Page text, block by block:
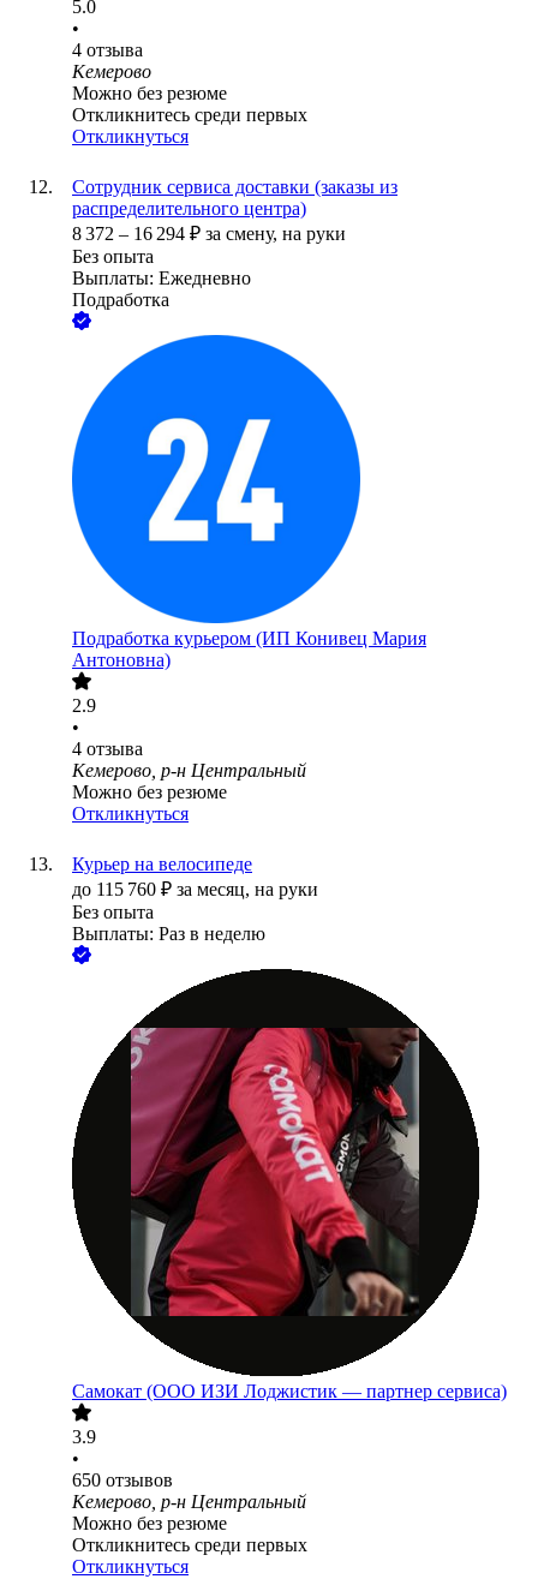
5.0
•
4 отзыва
Кемерово
Можно без резюме
Откликнитесь среди первых
Откликнуться
Сотрудник сервиса доставки (заказы из
распределительного центра)
8 372 – 16 294 ₽ за смену, на руки
Без опыта
Выплаты: Ежедневно
Подработка
Подработка курьером (ИП Конивец Мария
Антоновна)
2.9
•
4 отзыва
Кемерово, р-н Центральный
Можно без резюме
Откликнуться
Курьер на велосипеде
до 115 760 ₽ за месяц, на руки
Без опыта
Выплаты: Раз в неделю
Самокат (ООО ИЗИ Лоджистик — партнер сервиса)
3.9
•
650 отзывов
Кемерово, р-н Центральный
Можно без резюме
Откликнитесь среди первых
Откликнуться